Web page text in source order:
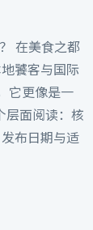
在美食之都
饕客与国际
它更像是一
层面阅读：核
布日期与适